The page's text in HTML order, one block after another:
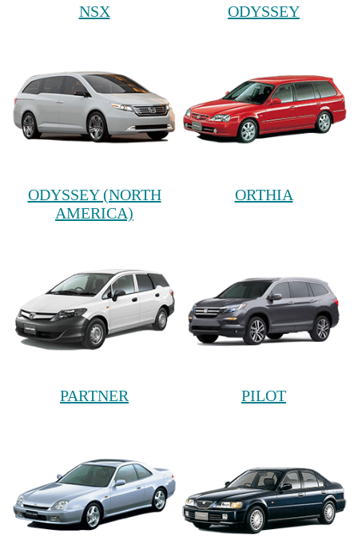
NSX ODYSSEY
ODYSSEY (NORTH
AMERICA)
ORTHIA
PARTNER PILOT